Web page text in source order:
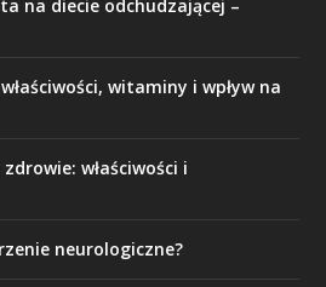
na diecie odchudzającej –
witaminy i wpływ na
właściwości i
neurologiczne?